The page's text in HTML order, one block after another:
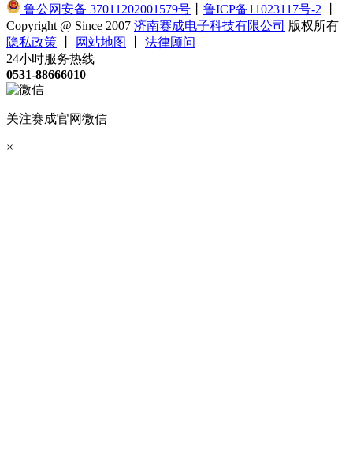
鲁公网安备 37011202001579号
鲁ICP备11023117号-2
Copyright @ Since 2007 济南赛成电子科技有限公司 版权所有
隐私政策
网站地图
法律顾问
24小时服务热线
0531-88666010
关注赛成官网微信
×